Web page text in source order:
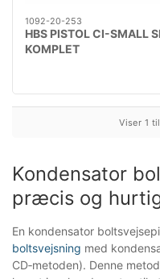
1092-20-253
HBS PISTOL CI-SMALL
KOMPLET
Viser 1
Kondensator
præcis og
En kondensator
boltsvejsning med
CD‑metoden). Denne